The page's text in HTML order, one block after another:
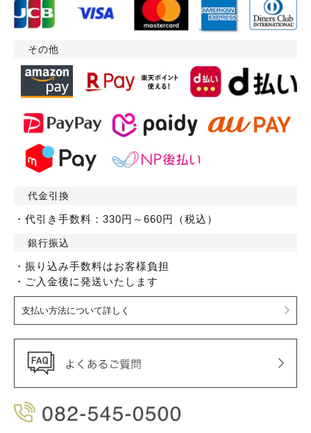
その他
代金引換
・代引き手数料：330円～660円（税込）
銀行振込
・振り込み手数料はお客様負担
・ご入金後に発送いたします
支払い方法について詳しく